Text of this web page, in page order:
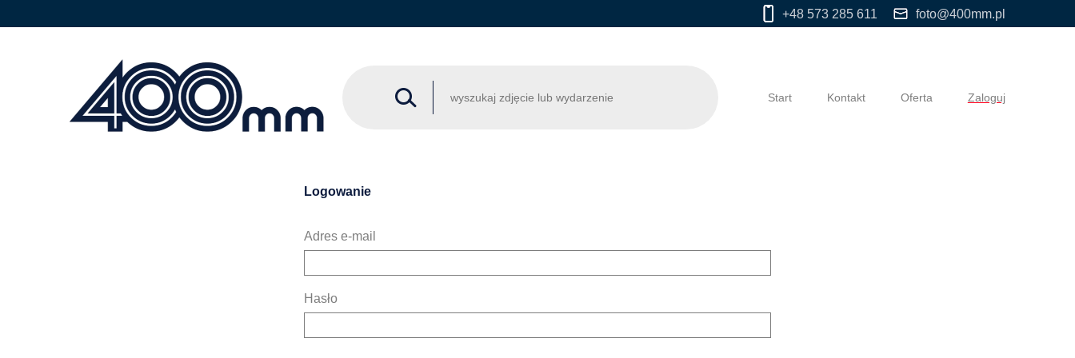
+48 573 285 611 foto@400mm.pl
Start Kontakt Oferta Zaloguj
Logowanie
Adres e-mail
Hasło